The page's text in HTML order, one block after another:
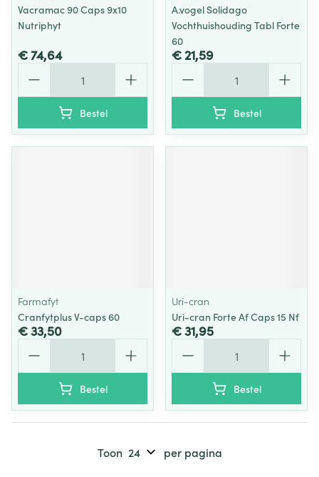
Vacramac 90 Caps 9x10
Nutriphyt
€ 74,64
Bestel
A.vogel Solidago
Vochthuishouding Tabl Forte
60
€ 21,59
Bestel
Farmafyt
Cranfytplus V-caps 60
€ 33,50
Bestel
Uri-cran
Uri-cran Forte Af Caps 15 Nf
€ 31,95
Bestel
Toon per pagina